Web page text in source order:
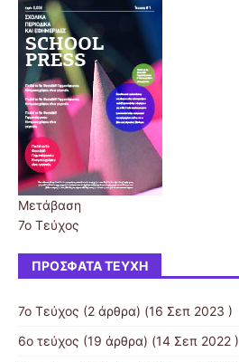
Μετάβαση
7ο Τεύχος
ΠΡΌΣΦΑΤΑ ΤΕΎΧΗ
7ο Τεύχος (2 άρθρα) (16 Σεπ 2023 )
6ο τεύχος (19 άρθρα) (14 Σεπ 2022 )